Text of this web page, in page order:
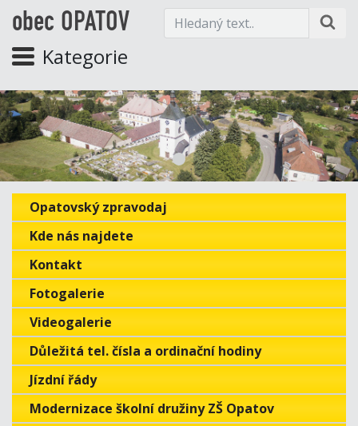
obec OPATOV
Kategorie
Opatovský zpravodaj
Kde nás najdete
Kontakt
Fotogalerie
Videogalerie
Důležitá tel. čísla a ordinační hodiny
Jízdní řády
Modernizace školní družiny ZŠ Opatov